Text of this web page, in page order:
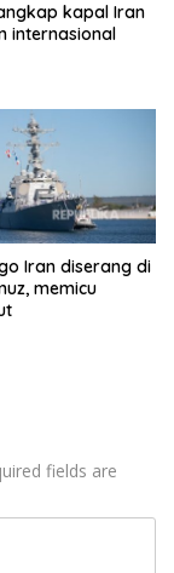
kapal Iran
internasional
Iran diserang di
memicu
fields are